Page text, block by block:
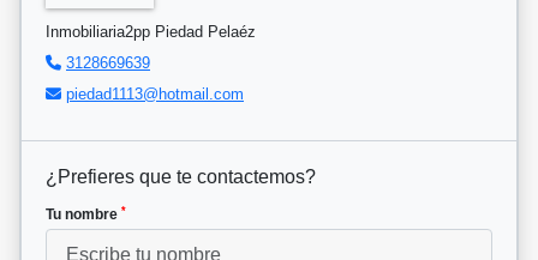
Inmobiliaria2pp Piedad Pelaéz
3128669639
piedad1113@hotmail.com
¿Prefieres que te contactemos?
Tu nombre *